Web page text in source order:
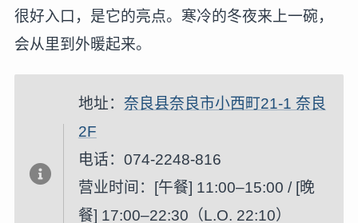
很好入口，是它的亮点。寒冷的冬夜来上一碗，
会从里到外暖起来。
地址： 奈良县奈良市小西町21-1 奈良
2F
电话：074-2248-816
营业时间：[午餐] 11:00–15:00 / [晚
餐] 17:00–22:30（L.O. 22:10）